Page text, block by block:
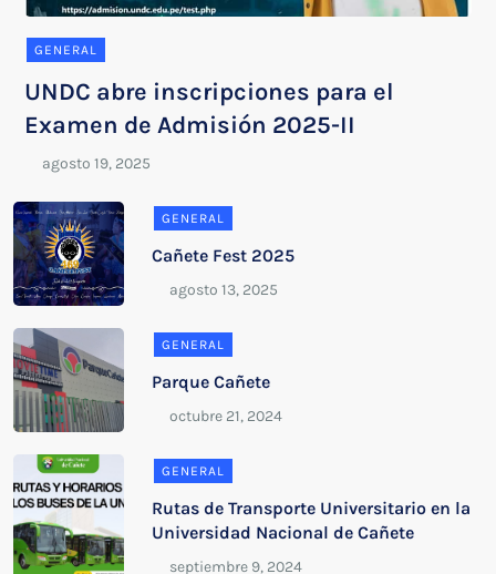
GENERAL
UNDC abre inscripciones para el
Examen de Admisión 2025-II
GENERAL
Cañete Fest 2025
GENERAL
Parque Cañete
GENERAL
Rutas de Transporte Universitario en la
Universidad Nacional de Cañete